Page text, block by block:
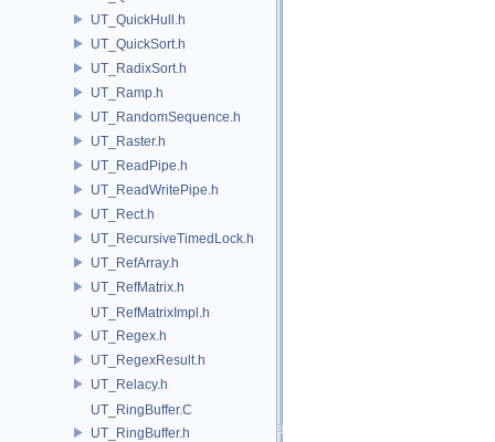
UT_QuickHull.h
UT_QuickSort.h
UT_RadixSort.h
UT_Ramp.h
UT_RandomSequence.h
UT_Raster.h
UT_ReadPipe.h
UT_ReadWritePipe.h
UT_Rect.h
UT_RecursiveTimedLock.h
UT_RefArray.h
UT_RefMatrix.h
UT_RefMatrixImpl.h
UT_Regex.h
UT_RegexResult.h
UT_Relacy.h
UT_RingBuffer.C
UT_RingBuffer.h